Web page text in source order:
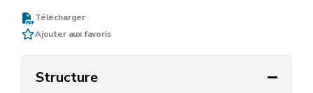
Télécharger
Ajouter aux favoris
Structure